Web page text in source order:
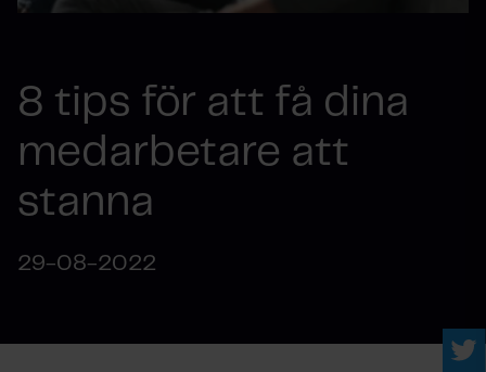
8 tips för att få dina
medarbetare att
stanna
29-08-2022